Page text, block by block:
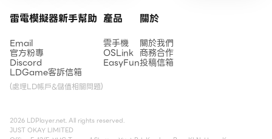
雷電模擬器新手幫助
Email
官方粉專
Discord
LDGame客訴信箱
(處理LD帳戶&儲值相關問題)
產品
雲手機
OSLink
EasyFun
關於
關於我們
商務合作
投稿信箱
2026 LDPlayer.net. All rights reserved.
JUST OKAY LIMITED